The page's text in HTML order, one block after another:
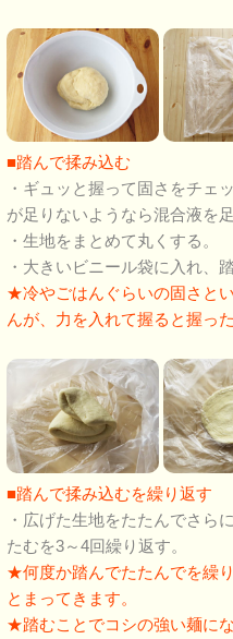
■踏んで揉み込む
・ギュッと握って固さをチェ
が足りないようなら混合液を足
・生地をまとめて丸くする。
・大きいビニール袋に入れ、
★冷やごはんぐらいの固さと
んが、力を入れて握ると握っ
■踏んで揉み込むを繰り返す
・広げた生地をたたんでさら
たむを3～4回繰り返す。
★何度か踏んでたたんでを繰
とまってきます。
★踏むことでコシの強い麺にな